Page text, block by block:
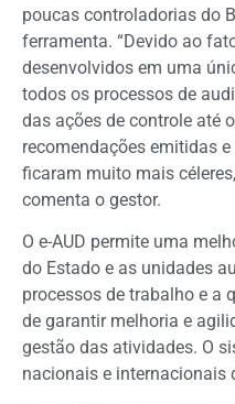
poucas controladorias do
ferramenta. “Devido ao
desenvolvidos em uma
todos os processos de
das ações de controle até
recomendações emitidas
ficaram muito mais
comenta o gestor.
O e-AUD permite uma
do Estado e as unidades
processos de trabalho e a
de garantir melhoria e
gestão das atividades. O
nacionais e internacionais